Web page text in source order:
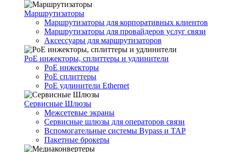
Маршрутизаторы
Маршрутизаторы для корпоративных клиентов
Маршрутизаторы для провайдеров услуг связи
Аксессуары для маршрутизаторов
PoE инжекторы, сплиттеры и удлинители
PoE инжекторы
PoE сплиттеры
PoE удлинители Ethernet
Сервисные Шлюзы
Межсетевые экраны
Сервисные шлюзы для операторов связи
Вспомогательные системы Bypass и TAP
Пакетные брокеры